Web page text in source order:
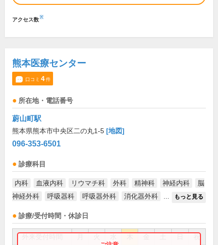
アクセス数※
熊本医療センター
口コミ 4件
所在地・電話番号
蔚山町駅
熊本県熊本市中央区二の丸1-5 [地図]
096-353-6501
診療科目
内科 血液内科 リウマチ科 外科 精神科 神経内科
脳
神経外科
呼吸器科 呼吸器外科 消化器外科 もっと見る
診療/受付時間・休診日
祝